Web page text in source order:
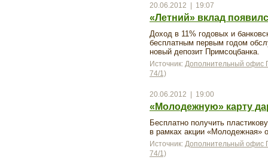
20.06.2012 | 19:07
«Летний» вклад
Доход в 11% годовых и
бесплатным первым годом
новый депозит Примсоцбанка.
Источник: Дополнительный офис
74/1)
20.06.2012 | 19:00
«Молодежную» карту
Бесплатно получить
в рамках акции «Молодежная»
Источник: Дополнительный офис
74/1)